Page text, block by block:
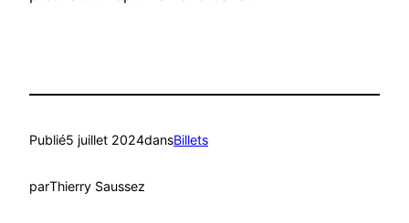
Publié5 juillet 2024dansBillets
parThierry Saussez